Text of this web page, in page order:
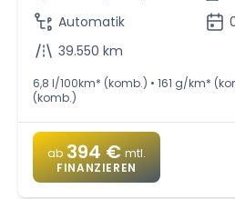
Automatik
39.550 km
6,8 l/100km* (komb.) • 161 g/km*
(komb.)
ab 394 € mtl.
FINANZIEREN